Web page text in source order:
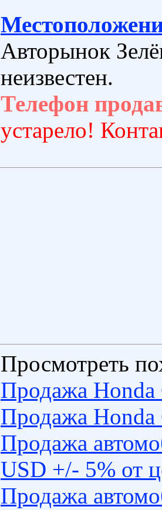
Авторынок
неизвестен.
Телефон
устарело!
Просмотреть
Продажа
Продажа
Продажа
USD +/- 5% от
Продажа